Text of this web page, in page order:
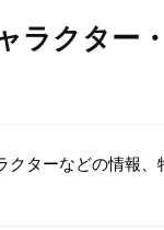
ラクター
ターなどの情報